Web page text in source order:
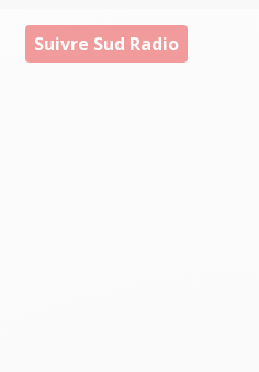
Suivre Sud Radio